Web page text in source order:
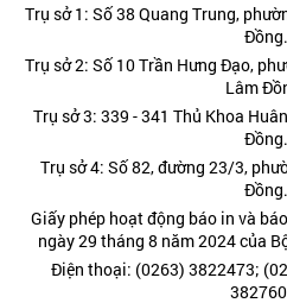
Trụ sở 1: Số 38 Quang Trung,
Đồng.
Trụ sở 2: Số 10 Trần Hưng Đạo,
Lâm
Trụ sở 3: 339 - 341 Thủ Khoa
Đồng.
Trụ sở 4: Số 82, đường 23/3,
Đồng.
Giấy phép hoạt động báo in và
ngày 29 tháng 8 năm 2024 của
Điện thoại: (0263) 3822473;